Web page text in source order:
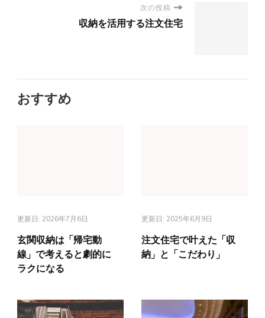
次の投稿
収納を活用する注文住宅
おすすめ
更新日: 2026年7月6日
玄関収納は「帰宅動
線」で考えると劇的に
ラクになる
更新日: 2025年6月9日
注文住宅で叶えた「収
納」と「こだわり」